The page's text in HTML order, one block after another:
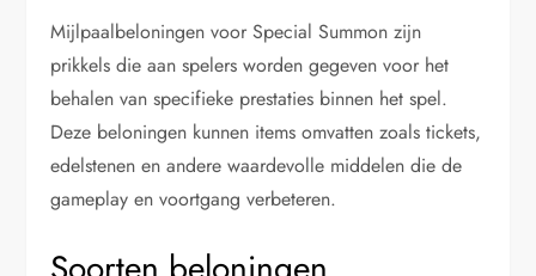
Mijlpaalbeloningen voor Special Summon zijn
prikkels die aan spelers worden gegeven voor het
behalen van specifieke prestaties binnen het spel.
Deze beloningen kunnen items omvatten zoals tickets,
edelstenen en andere waardevolle middelen die de
gameplay en voortgang verbeteren.